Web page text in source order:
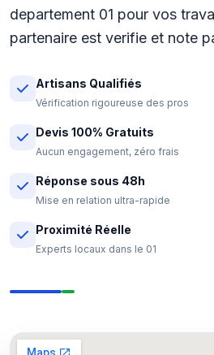
departement 01 pour vos
partenaire est verifie et note
Artisans Qualifiés
Vérification rigoureuse des pros
Devis 100% Gratuits
Aucun engagement, zéro frais
Réponse sous 48h
Mise en relation ultra-rapide
Proximité Réelle
Experts locaux dans le 01